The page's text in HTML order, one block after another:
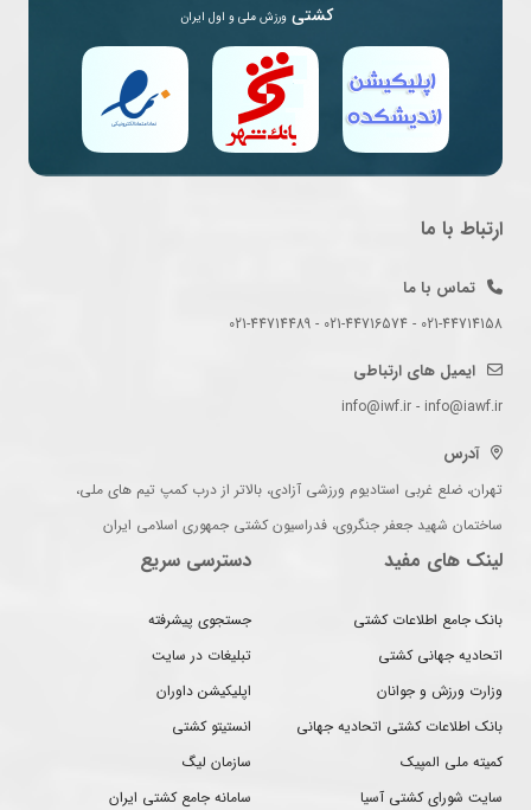
کشتی ورزش ملی و اول ایران
ارتباط با ما
تماس با ما
021-44714158 - 021-44716574 - 021-44714489
ایمیل های ارتباطی
info@iwf.ir - info@iawf.ir
آدرس
تهران، ضلع غربی استادیوم ورزشی آزادی، بالاتر از درب کمپ تیم های ملی،
ساختمان شهید جعفر جنگروی، فدراسیون کشتی جمهوری اسلامی ایران
لینک های مفید
بانک جامع اطلاعات کشتی
اتحادیه جهانی کشتی
وزارت ورزش و جوانان
بانک اطلاعات کشتی اتحادیه جهانی
کمیته ملی المپیک
سایت شورای کشتی آسیا
دسترسی سریع
جستجوی پیشرفته
تبلیغات در سایت
اپلیکیشن داوران
انستیتو کشتی
سازمان لیگ
سامانه جامع کشتی ایران